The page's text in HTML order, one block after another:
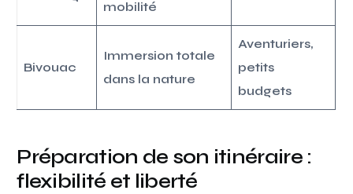
mobilité
Bivouac
Immersion totale
dans la nature
Aventuriers,
petits
budgets
Préparation de son itinéraire :
flexibilité et liberté